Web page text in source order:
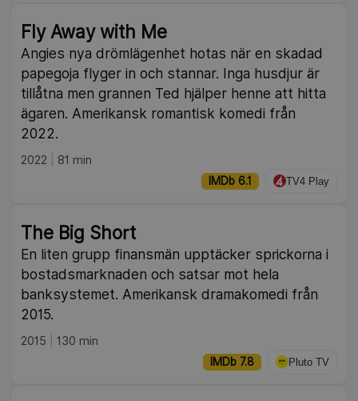
Fly Away with Me
Angies nya drömlägenhet hotas när en skadad
papegoja flyger in och stannar. Inga husdjur är
tillåtna men grannen Ted hjälper henne att hitta
ägaren. Amerikansk romantisk komedi från
2022.
2022 81 min
IMDb 6.1 TV4 Play
The Big Short
En liten grupp finansmän upptäcker sprickorna i
bostadsmarknaden och satsar mot hela
banksystemet. Amerikansk dramakomedi från
2015.
2015 130 min
IMDb 7.8 Pluto TV